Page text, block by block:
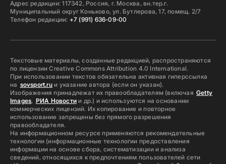
Адрес редакции: 117342, Россия, г. Москва, вн.тер.г.
Муниципальный округ Коньково, ул. Бутлерова, 17, помещ. 2/7
Телефон редакции: +7 (991) 636-09-00
Текстовые материалы, созданные редакцией, распространяются
по лицензии Creative Commons Attribution 4.0 International.
При использовании текстов обязательна активная гиперссылка
на sovsport.ruи указание автора (если он указан).
Изображения принадлежат их правообладателям (включая Getty
Images, РИА Новостии др.) и используются на основании
коммерческих лицензий. Их копирование и повторное
использование запрещены без прямого разрешения
правообладателя.
На информационном ресурсе применяются рекомендательные
технологии (информационные технологии предоставления
информации на основе сбора, систематизации и анализа
сведений, относящихся к предпочтениям пользователей сети